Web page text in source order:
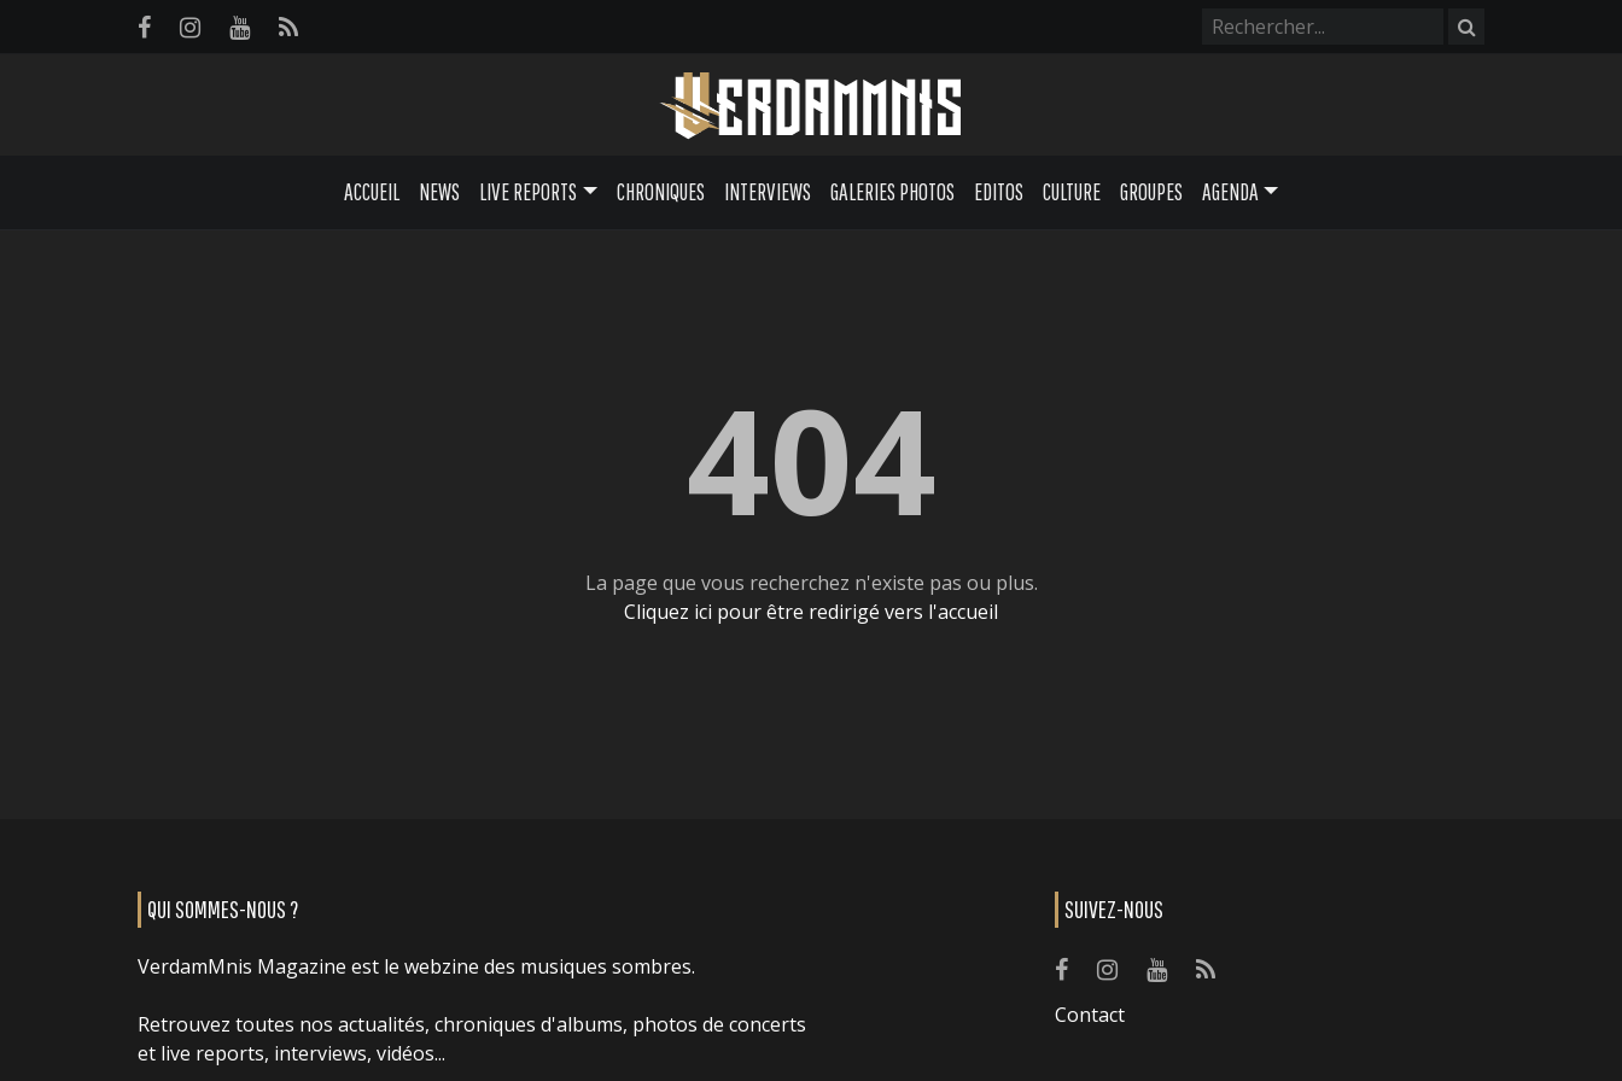
ACCUEIL NEWS LIVE REPORTS CHRONIQUES INTERVIEWS GALERIES PHOTOS EDITOS CULTURE GROUPES AGENDA
404
La page que vous recherchez n'existe pas ou plus.
Cliquez ici pour être redirigé vers l'accueil
QUI SOMMES-NOUS ?
VerdamMnis Magazine est le webzine des musiques sombres.
Retrouvez toutes nos actualités, chroniques d'albums, photos de concerts
et live reports, interviews, vidéos...
SUIVEZ-NOUS
Contact
Panneau de gestion des cookies